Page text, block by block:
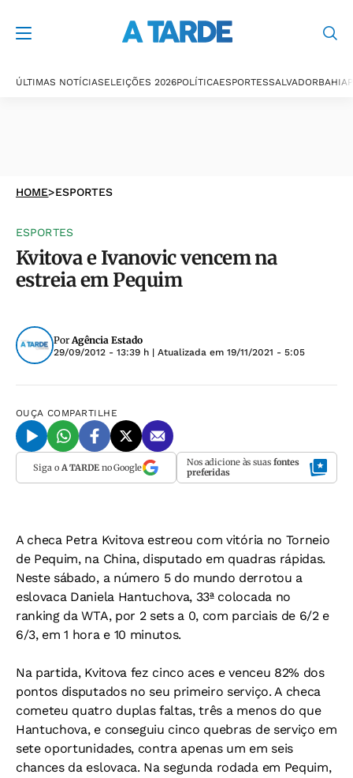
ÚLTIMAS NOTÍCIASELEIÇÕES 2026POLÍTICAESPORTESSALVADORBAHIA
HOME>ESPORTES
ESPORTES
Kvitova e Ivanovic vencem na
estreia em Pequim
PorAgência Estado
29/09/2012 - 13:39 h | Atualizada em 19/11/2021 - 5:05
OUÇA COMPARTILHE
Siga o A TARDEno Google Nos adicione às suas fontes
preferidas
A checa Petra Kvitova estreou com vitória no Torneio
de Pequim, na China, disputado em quadras rápidas.
Neste sábado, a número 5 do mundo derrotou a
eslovaca Daniela Hantuchova, 33ª colocada no
ranking da WTA, por 2 sets a 0, com parciais de 6/2 e
6/3, em 1 hora e 10 minutos.
Na partida, Kvitova fez cinco aces e venceu 82% dos
pontos disputados no seu primeiro serviço. A checa
cometeu quatro duplas faltas, três a menos do que
Hantuchova, e conseguiu cinco quebras de serviço em
sete oportunidades, contra apenas um em seis
chances da eslovaca. Na segunda rodada em Pequim,